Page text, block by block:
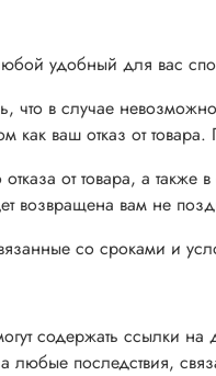
удобный для вас
что в случае
как ваш отказ от
от товара, а также
возвращена вам не
со сроками и
содержать ссылки на
любые последствия,